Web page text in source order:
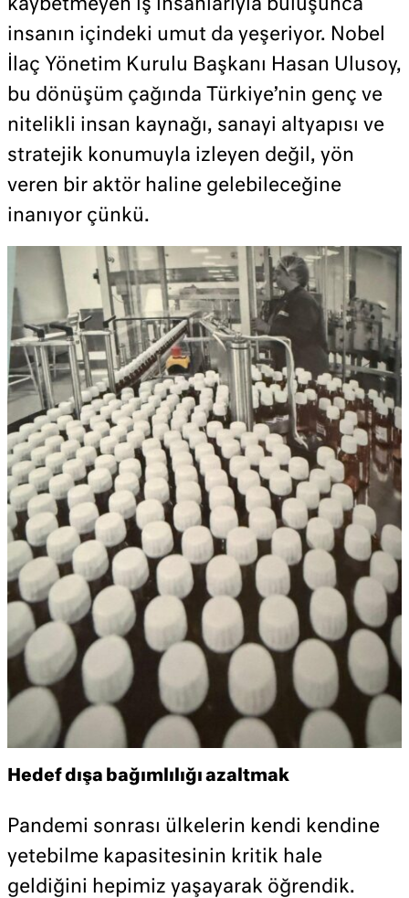
kaybetmeyen iş insanlarıyla buluşunca
insanın içindeki umut da yeşeriyor. Nobel
İlaç Yönetim Kurulu Başkanı Hasan Ulusoy,
bu dönüşüm çağında Türkiye’nin genç ve
nitelikli insan kaynağı, sanayi altyapısı ve
stratejik konumuyla izleyen değil, yön
veren bir aktör haline gelebileceğine
inanıyor çünkü.
Hedef dışa bağımlılığı azaltmak
Pandemi sonrası ülkelerin kendi kendine
yetebilme kapasitesinin kritik hale
geldiğini hepimiz yaşayarak öğrendik.